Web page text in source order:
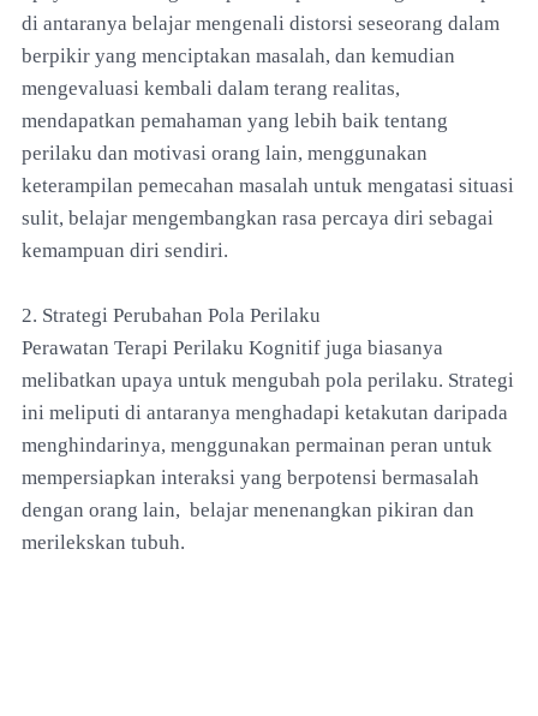
di antaranya belajar mengenali distorsi seseorang dalam
berpikir yang menciptakan masalah, dan kemudian
mengevaluasi kembali dalam terang realitas,
mendapatkan pemahaman yang lebih baik tentang
perilaku dan motivasi orang lain, menggunakan
keterampilan pemecahan masalah untuk mengatasi situasi
sulit, belajar mengembangkan rasa percaya diri sebagai
kemampuan diri sendiri.
2. Strategi Perubahan Pola Perilaku
Perawatan Terapi Perilaku Kognitif juga biasanya
melibatkan upaya untuk mengubah pola perilaku. Strategi
ini meliputi di antaranya menghadapi ketakutan daripada
menghindarinya, menggunakan permainan peran untuk
mempersiapkan interaksi yang berpotensi bermasalah
dengan orang lain, belajar menenangkan pikiran dan
merilekskan tubuh.